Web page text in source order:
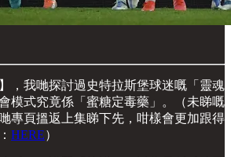
，我哋探討過史特拉斯堡球迷嘅「靈魂
模式究竟係「蜜糖定毒藥」。（未睇嘅
專頁搵返上集睇下先，咁樣會更加跟得
HERE）